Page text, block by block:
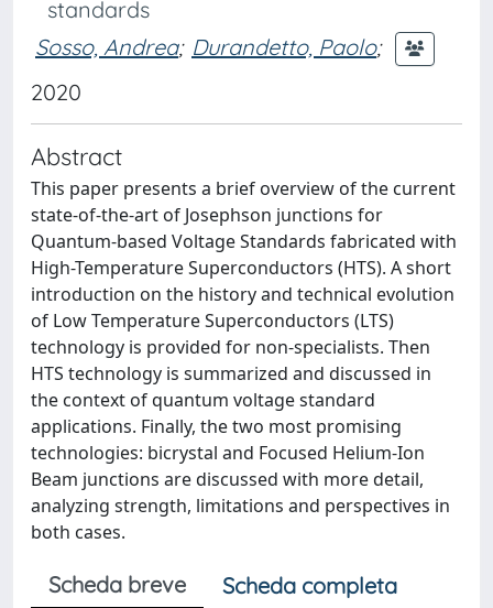
standards
Sosso, Andrea; Durandetto, Paolo;
2020
Abstract
This paper presents a brief overview of the current
state-of-the-art of Josephson junctions for
Quantum-based Voltage Standards fabricated with
High-Temperature Superconductors (HTS). A short
introduction on the history and technical evolution
of Low Temperature Superconductors (LTS)
technology is provided for non-specialists. Then
HTS technology is summarized and discussed in
the context of quantum voltage standard
applications. Finally, the two most promising
technologies: bicrystal and Focused Helium-Ion
Beam junctions are discussed with more detail,
analyzing strength, limitations and perspectives in
both cases.
Scheda breve
Scheda completa